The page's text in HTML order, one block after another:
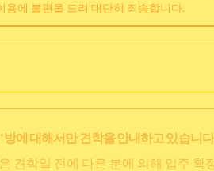
에 불편을 드려 대단히 죄송합니다.
방에 대해서만 견학을 안내하고 있습니
견학일 전에 다른 분에 의해 입주 확